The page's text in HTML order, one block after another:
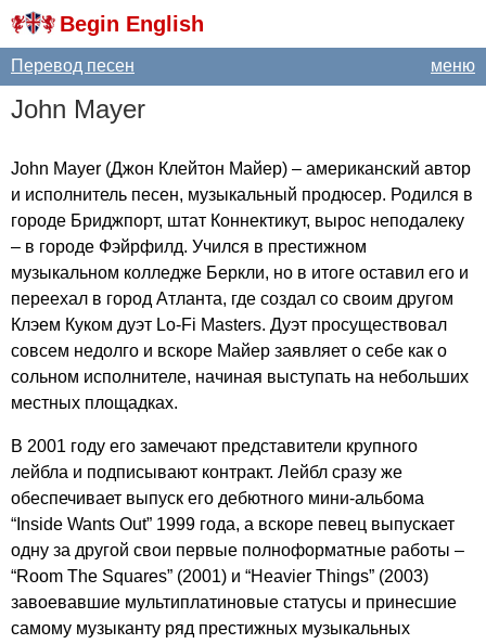
Begin English
меню
Перевод песен
John Mayer
John Mayer (Джон Клейтон Майер) – американский автор
и исполнитель песен, музыкальный продюсер. Родился в
городе Бриджпорт, штат Коннектикут, вырос неподалеку
– в городе Фэйрфилд. Учился в престижном
музыкальном колледже Беркли, но в итоге оставил его и
переехал в город Атланта, где создал со своим другом
Клэем Куком дуэт Lo-Fi Masters. Дуэт просуществовал
совсем недолго и вскоре Майер заявляет о себе как о
сольном исполнителе, начиная выступать на небольших
местных площадках.
В 2001 году его замечают представители крупного
лейбла и подписывают контракт. Лейбл сразу же
обеспечивает выпуск его дебютного мини-альбома
“ Inside Wants Out” 1999 года, а вскоре певец выпускает
одну за другой свои первые полноформатные работы –
“Room The Squares” (2001) и “Heavier Things” (2003)
завоевавшие мультиплатиновые статусы и принесшие
самому музыканту ряд престижных музыкальных